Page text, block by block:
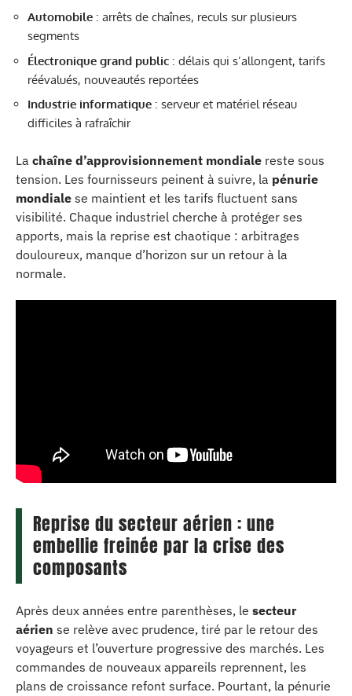
Automobile : arrêts de chaînes, reculs sur plusieurs
segments
Électronique grand public : délais qui s’allongent, tarifs
réévalués, nouveautés reportées
Industrie informatique : serveur et matériel réseau
difficiles à rafraîchir
La chaîne d’approvisionnement mondiale reste sous
tension. Les fournisseurs peinent à suivre, la pénurie
mondiale se maintient et les tarifs fluctuent sans
visibilité. Chaque industriel cherche à protéger ses
apports, mais la reprise est chaotique : arbitrages
douloureux, manque d’horizon sur un retour à la
normale.
Reprise du secteur aérien : une
embellie freinée par la crise des
composants
Après deux années entre parenthèses, le secteur
aérien se relève avec prudence, tiré par le retour des
voyageurs et l’ouverture progressive des marchés. Les
commandes de nouveaux appareils reprennent, les
plans de croissance refont surface. Pourtant, la pénurie